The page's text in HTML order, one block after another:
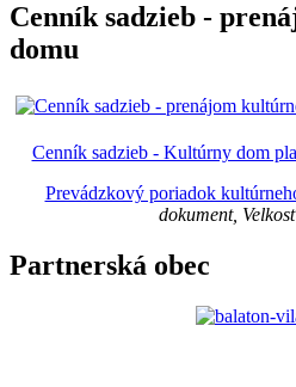
Cenník sadzieb -
domu
Cenník sadzieb - Kultúrny dom
Prevádzkový poriadok
dokument,
Partnerská obec